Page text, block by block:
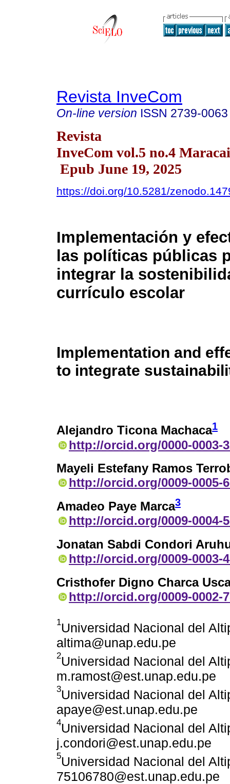
Revista InveCom
On-line version ISSN 2739-0063
Revista
InveCom vol.5 no.4
Epub June 19, 2025
https://doi.org/10.5281/
Implementación y
las políticas públicas
integrar la
currículo escolar
Implementation and
to integrate
Alejandro Ticona Machaca1
http://orcid.org/0000-0003-
Mayeli Estefany Ramos
http://orcid.org/0009-0005-
Amadeo Paye Marca3
http://orcid.org/0009-0004-
Jonatan Sabdi Condori
http://orcid.org/0009-0003-
Cristhofer Digno Charca
http://orcid.org/0009-0002-
1Universidad Nacional del
altima@unap.edu.pe
2Universidad Nacional del
m.ramost@est.unap.edu.pe
3Universidad Nacional del
apaye@est.unap.edu.pe
4Universidad Nacional del
j.condori@est.unap.edu.pe
5Universidad Nacional del
75106780@est.unap.edu.pe